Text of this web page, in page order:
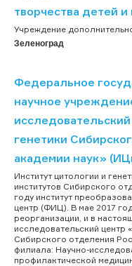
творчества детей
Учреждение
Зеленоград
Федеральное
научное
генетики
академии наук»
Институт цитологии и
институтов Сибирского
году институт
центр (ФИЦ). В мае 2017
реорганизации, и в
исследовательский центр
Сибирского отделения
филиала: Научно-
профилактической